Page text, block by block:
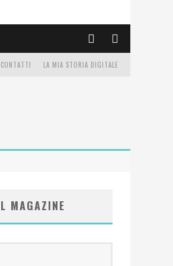
LA MIA STORIA DIGITALE
CONTATTI
MAGAZINE